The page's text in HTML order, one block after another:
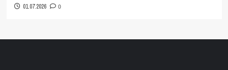
01.07.2026 0